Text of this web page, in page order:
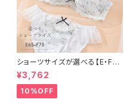
ショーツサイズが選べる【E・F】
セレナーデ ブラ＆ショーツセット
¥3,762
10%OFF